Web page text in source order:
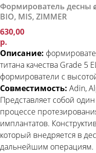
Формирователь десны
BIO, MIS, ZIMMER
630,00
р.
Описание:
титана качества Grade 5
формирователи с
Совместимость: Adin,
Представляет собой
процессе
имплантатов.
который внедряется в
дальнейшим операциям.